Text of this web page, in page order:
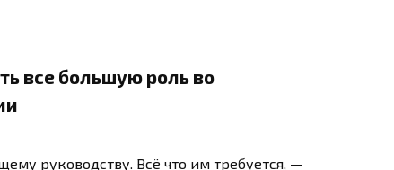
все большую роль во
руководству. Всё что им требуется, —